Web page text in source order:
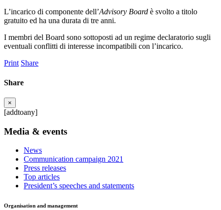
L’incarico di componente dell’Advisory Board è svolto a titolo
gratuito ed ha una durata di tre anni.
I membri del Board sono sottoposti ad un regime declaratorio sugli
eventuali conflitti di interesse incompatibili con l’incarico.
Print Share
Share
×
[addtoany]
Media & events
News
Communication campaign 2021
Press releases
Top articles
President’s speeches and statements
Organisation and management